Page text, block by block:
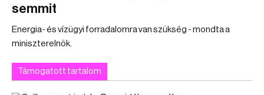
semmit
Energia- és vízügyi forradalomra van szükség - mondta a
miniszterelnök.
Támogatott tartalom